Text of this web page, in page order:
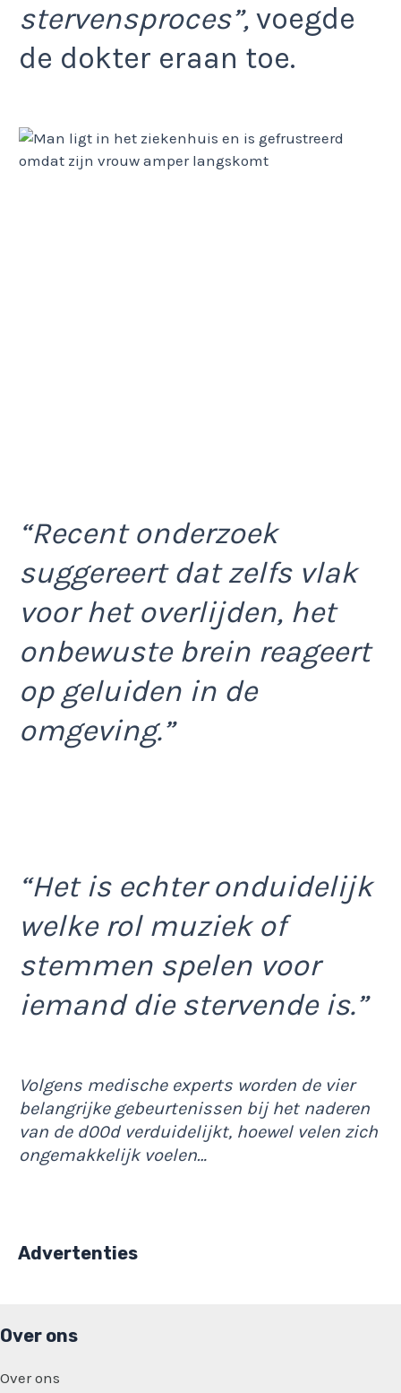
stervensproces”, voegde
de dokter eraan toe.
“Recent onderzoek
suggereert dat zelfs vlak
voor het overlijden, het
onbewuste brein reageert
op geluiden in de
omgeving.”
“Het is echter onduidelijk
welke rol muziek of
stemmen spelen voor
iemand die stervende is.”
Volgens medische experts worden de vier
belangrijke gebeurtenissen bij het naderen
van de d00d verduidelijkt, hoewel velen zich
ongemakkelijk voelen…
Advertenties
Over ons
Over ons